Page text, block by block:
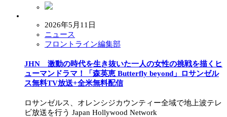
2026年5月11日
ニュース
フロントライン編集部
JHN 激動の時代を生き抜いた一人の女性の挑戦を描くヒ
ューマンドラマ！「森英恵 Butterfly beyond」ロサンゼル
ス無料TV放送+全米無料配信
ロサンゼルス、オレンシジカウンティー全域で地上波テレ
ビ放送を行う Japan Hollywood Network